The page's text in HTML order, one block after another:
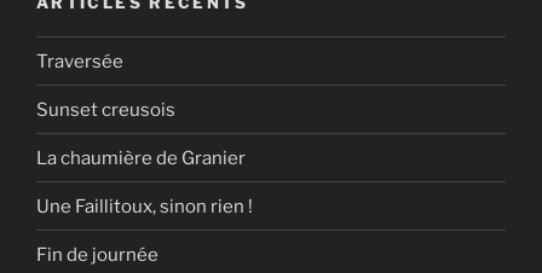
Traversée
Sunset creusois
La chaumière de Granier
Une Faillitoux, sinon rien !
Fin de journée